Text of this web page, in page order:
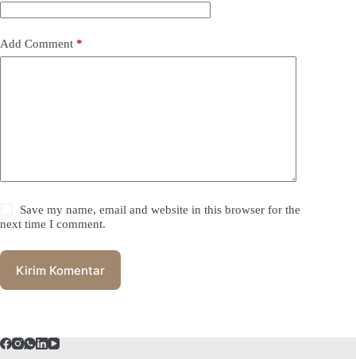
Add Comment *
Save my name, email and website in this browser for the
next time I comment.
Kirim Komentar